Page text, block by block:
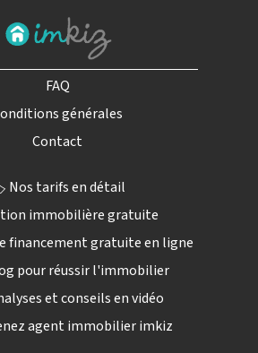
FAQ
générales
Contact
tarifs en détail
immobilière gratuite
financement gratuite en ligne
pour réussir l'immobilier
et conseils en vidéo
agent immobilier imkiz